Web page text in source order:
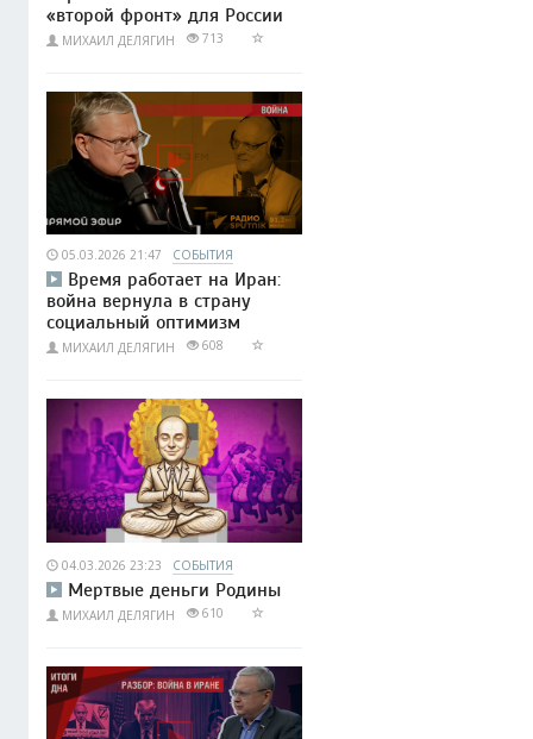
«второй фронт» для России
МИХАИЛ ДЕЛЯГИН 713
05.03.2026 21:47 СОБЫТИЯ
Время работает на Иран:
война вернула в страну
социальный оптимизм
МИХАИЛ ДЕЛЯГИН 608
04.03.2026 23:23 СОБЫТИЯ
Мертвые деньги Родины
МИХАИЛ ДЕЛЯГИН 610